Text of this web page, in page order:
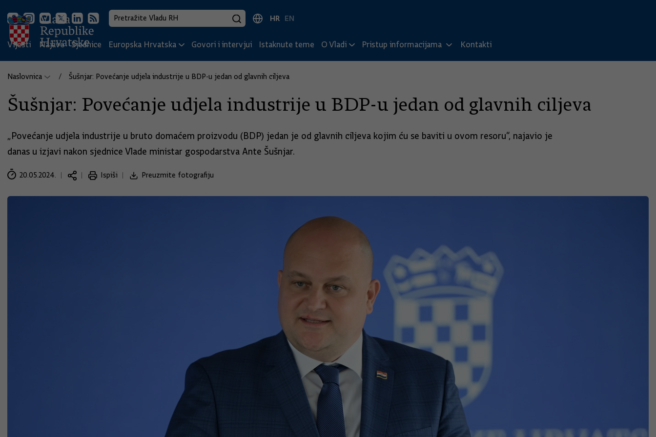
HR EN
Vijesti Najave Sjednice Europska Hrvatska Govori i intervjui Istaknute teme O Vladi Pristup informacijama Kontakti
Naslovnica Šušnjar: Povećanje udjela industrije u BDP-u jedan od glavnih ciljeva
Šušnjar: Povećanje udjela industrije u BDP-u jedan od glavnih ciljeva
„Povećanje udjela industrije u bruto domaćem proizvodu (BDP) jedan je od glavnih ciljeva kojim ću se baviti u ovom resoru“, najavio je
danas u izjavi nakon sjednice Vlade ministar gospodarstva Ante Šušnjar.
20.05.2024. Ispiši Preuzmite fotografiju